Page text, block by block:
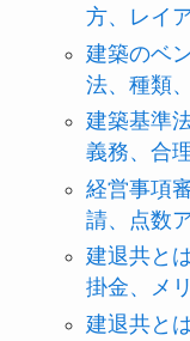
方、レイ
建築のベ
法、種類
建築基準
義務、合
経営事項
請、点数
建退共と
掛金、メ
建退共と